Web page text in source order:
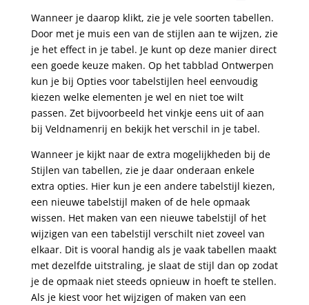
Wanneer je daarop klikt, zie je vele soorten tabellen.
Door met je muis een van de stijlen aan te wijzen, zie
je het effect in je tabel. Je kunt op deze manier direct
een goede keuze maken. Op het tabblad Ontwerpen
kun je bij Opties voor tabelstijlen heel eenvoudig
kiezen welke elementen je wel en niet toe wilt
passen. Zet bijvoorbeeld het vinkje eens uit of aan
bij Veldnamenrij en bekijk het verschil in je tabel.
Wanneer je kijkt naar de extra mogelijkheden bij de
Stijlen van tabellen, zie je daar onderaan enkele
extra opties. Hier kun je een andere tabelstijl kiezen,
een nieuwe tabelstijl maken of de hele opmaak
wissen. Het maken van een nieuwe tabelstijl of het
wijzigen van een tabelstijl verschilt niet zoveel van
elkaar. Dit is vooral handig als je vaak tabellen maakt
met dezelfde uitstraling, je slaat de stijl dan op zodat
je de opmaak niet steeds opnieuw in hoeft te stellen.
Als je kiest voor het wijzigen of maken van een